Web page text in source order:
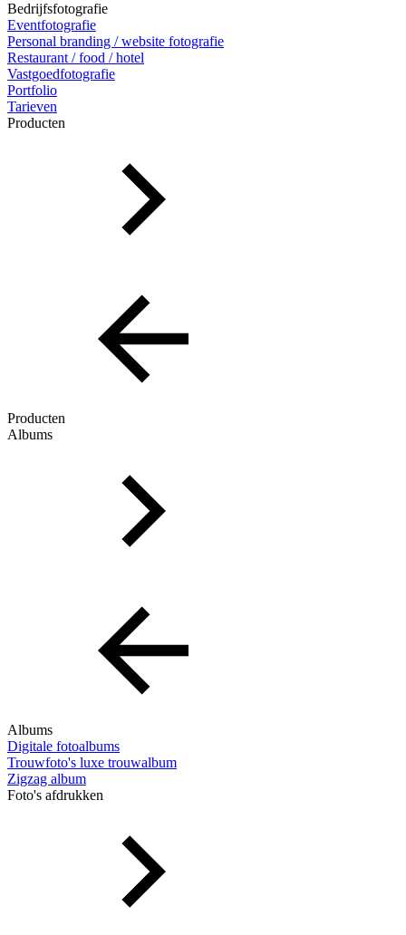
Bedrijfsfotografie
Eventfotografie
Personal branding / website fotografie
Restaurant / food / hotel
Vastgoedfotografie
Portfolio
Tarieven
Producten
Producten
Albums
Albums
Digitale fotoalbums
Trouwfoto's luxe trouwalbum
Zigzag album
Foto's afdrukken